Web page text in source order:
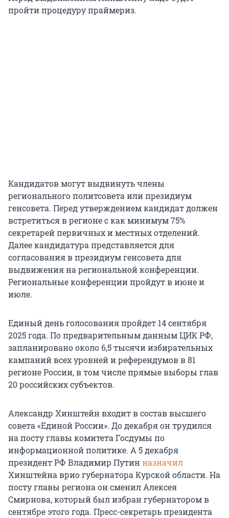
пройти процедуру праймериз.
Кандидатов могут выдвинуть члены
регионального политсовета или президиум
генсовета. Перед утверждением кандидат должен
встретиться в регионе с как минимум 75%
секретарей первичных и местных отделений.
Далее кандидатура представляется для
согласования в президиум генсовета для
выдвижения на региональной конференции.
Региональные конференции пройдут в июне и
июле.
Единый день голосования пройдет 14 сентября
2025 года. По предварительным данным ЦИК РФ,
запланировано около 6,5 тысячи избирательных
кампаний всех уровней и референдумов в 81
регионе России, в том числе прямые выборы глав
20 российских субъектов.
Александр Хинштейн входит в состав высшего
совета «Единой России». До декабря он трудился
на посту главы комитета Госдумы по
информационной политике. А 5 декабря
президент РФ Владимир Путинназначил
Хинштейна врио губернатора Курской области. На
посту главы региона он сменил Алексея
Смирнова, который был избран губернатором в
сентябре этого года. Пресс-секретарь президента